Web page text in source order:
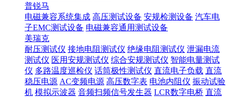
普锐马
电磁兼容系统集成 高压测试设备 安规检测设备 汽车电
子EMC测试设备 电磁兼容通用测试设备
美瑞克
耐压测试仪 接地电阻测试仪 绝缘电阻测试仪 泄漏电流
测试仪 医用安规测试仪 综合安规测试仪 智能电量测试
仪 多路温度巡检仪 话筒极性测试仪 直流电子负载 直流
稳压电源 AC变频电源 高压数字表 电池内阻仪 振动试验
机 模拟示波器 音频扫频信号发生器 LCR数字电桥 直流